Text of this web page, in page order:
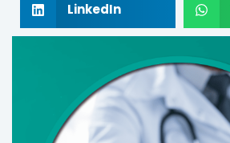
LinkedIn